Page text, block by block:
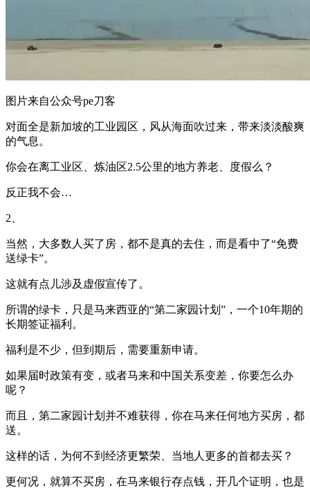
图片来自公众号pe刀客
对面全是新加坡的工业园区，风从海面吹过来，带来淡淡酸爽
的气息。
你会在离工业区、炼油区2.5公里的地方养老、度假么？
反正我不会…
2、
当然，大多数人买了房，都不是真的去住，而是看中了“免费
送绿卡”。
这就有点儿涉及虚假宣传了。
所谓的绿卡，只是马来西亚的“第二家园计划”，一个10年期的
长期签证福利。
福利是不少，但到期后，需要重新申请。
如果届时政策有变，或者马来和中国关系变差，你要怎么办
呢？
而且，第二家园计划并不难获得，你在马来任何地方买房，都
送。
这样的话，为何不到经济更繁荣、当地人更多的首都去买？
更何况，就算不买房，在马来银行存点钱，开几个证明，也是